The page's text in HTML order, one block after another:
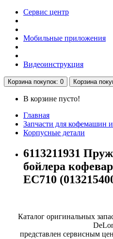
Сервис центр
Мобильные приложения
Видеоинструкция
Корзинапокупок: 0 Корзина
В корзине пусто!
Главная
Запчасти для кофемашин
Корпусные детали
6113211931
бойлера
EC710
Каталог оригинальных
представлен сервисным